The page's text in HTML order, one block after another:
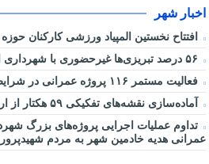
اخبار شهر
افتتاح نخستین المپیاد ورزشی کارکنان
فعالیت مستمر ۱۱۶ پروژه عمرانی در شرایط جنگی
آماده‌سازی نقشه‌های تفکیکی ۵۹ هکتار از ارتش در کمربندی میانی
تداوم عملیات اجرایی پروژه‌های بزرگ
عمرانی هدیه خادمین شهر به مردم شهیدپرور